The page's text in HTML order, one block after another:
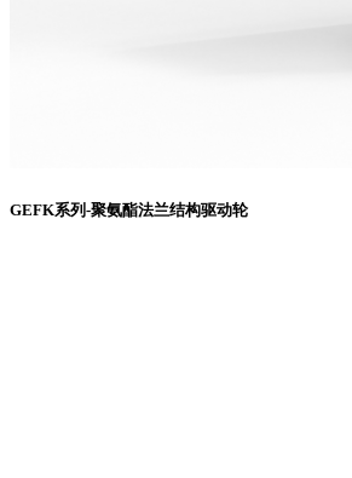
GEFK系列-聚氨酯法兰结构驱动轮